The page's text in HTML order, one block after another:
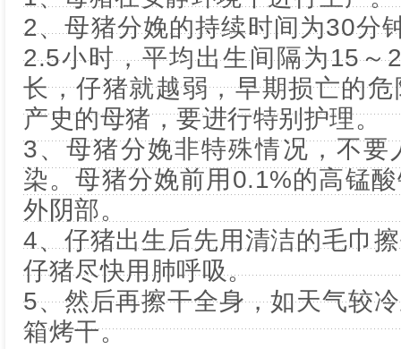
2、母猪分娩的持续时间为30分
2.5小时，平均出生间隔为15～
长，仔猪就越弱，早期损亡的
产史的母猪，要进行特别护理。
3、母猪分娩非特殊情况，不要
染。母猪分娩前用0.1%的高锰
外阴部。
4、仔猪出生后先用清洁的毛巾
仔猪尽快用肺呼吸。
5、然后再擦干全身，如天气较
箱烤干。